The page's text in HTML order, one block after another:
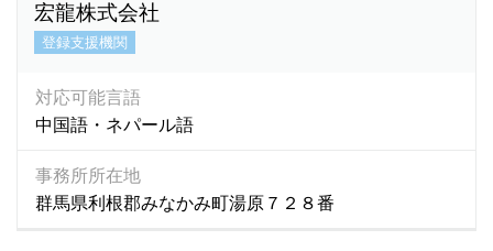
宏龍株式会社
登録支援機関
対応可能言語
中国語・ネパール語
事務所所在地
群馬県利根郡みなかみ町湯原７２８番